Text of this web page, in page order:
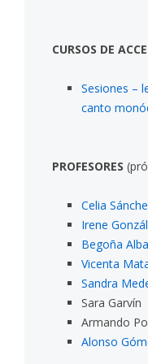
CURSOS DE
Sesiones –
canto
PROFESORES
Celia
Irene
Begoña Alba
Vicenta
Sandra
Sara Garvín
Armando
Alonso